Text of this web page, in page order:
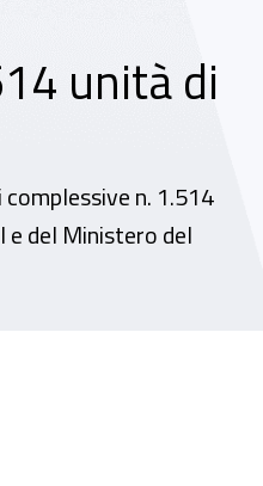
unità di
n. 1.514
e del Ministero del